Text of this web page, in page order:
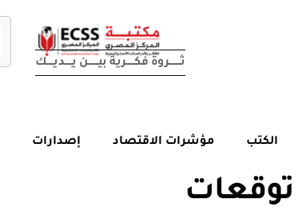
ثــــــــــروة فكـــــــرية بيــــــــن يــــــديــــــك
الكتب مؤشرات الاقتصاد إصدارات
توقعات